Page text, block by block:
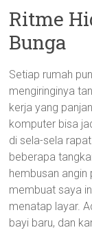
Ritme
Bunga
Setiap rumah
mengiringinya
kerja yang
komputer bisa
di sela-sela
beberapa
hembusan
membuat saya
menatap layar.
bayi baru, dan